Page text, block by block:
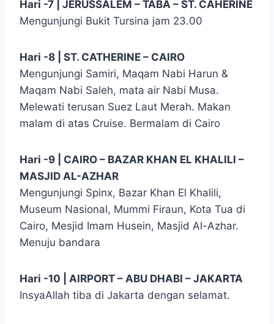
Hari -7 | JERUSSALEM – TABA – ST. CAHERINE
Mengunjungi Bukit Tursina jam 23.00
Hari -8 | ST. CATHERINE – CAIRO
Mengunjungi Samiri, Maqam Nabi Harun &
Maqam Nabi Saleh, mata air Nabi Musa.
Melewati terusan Suez Laut Merah. Makan
malam di atas Cruise. Bermalam di Cairo
Hari -9 | CAIRO – BAZAR KHAN EL KHALILI –
MASJID AL-AZHAR
Mengunjungi Spinx, Bazar Khan El Khalili,
Museum Nasional, Mummi Firaun, Kota Tua di
Cairo, Mesjid Imam Husein, Masjid Al-Azhar.
Menuju bandara
Hari -10 | AIRPORT – ABU DHABI – JAKARTA
InsyaAllah tiba di Jakarta dengan selamat.